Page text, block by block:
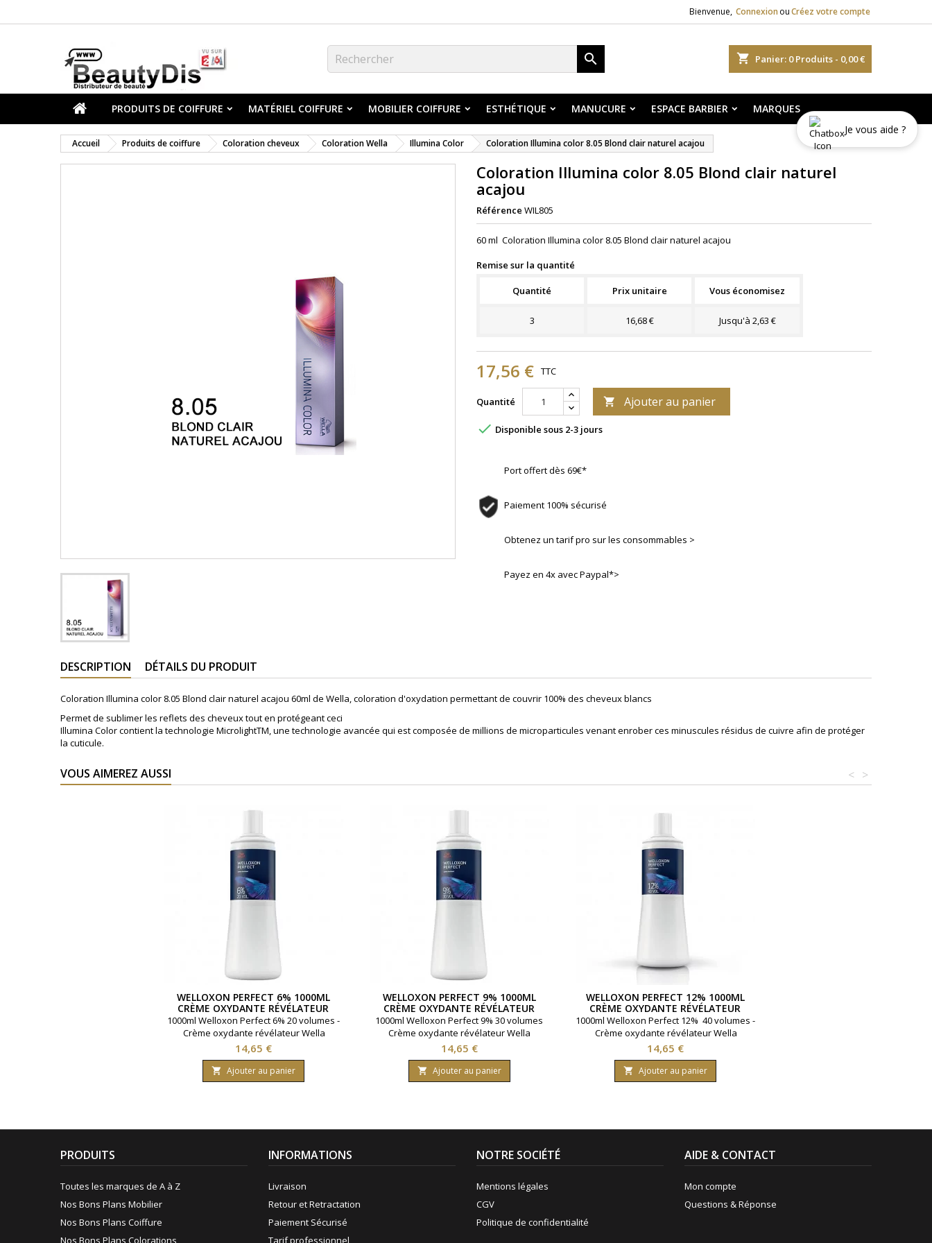
Bienvenue, Connexion ouCréez votre compte
shopping_cart Panier: 0Produits - 0,00 €

PRODUITS DE COIFFURE MATÉRIEL COIFFURE MOBILIER COIFFURE ESTHÉTIQUE MANUCURE ESPACE BARBIER MARQUES
Accueil Produits de coiffure Coloration cheveux Coloration Wella Illumina Color Coloration Illumina color 8.05 Blond clair naturel acajou
Coloration Illumina color 8.05 Blond clair naturel
acajou
Référence WIL805
60 ml Coloration Illumina color 8.05 Blond clair naturel acajou
Remise sur la quantité
Quantité Prix unitaire Vous économisez
3 16,68 € Jusqu'à 2,63 €
17,56 € TTC
Quantité  Ajouter au panier
 Disponible sous 2-3 jours
Port offert dès 69€*
Paiement 100% sécurisé
Obtenez un tarif pro sur les consommables >
Payez en 4x avec Paypal*>
DESCRIPTION DÉTAILS DU PRODUIT
Coloration Illumina color 8.05 Blond clair naturel acajou 60ml de Wella, coloration d'oxydation permettant de couvrir 100% des cheveux blancs
Permet de sublimer les reflets des cheveux tout en protégeant ceci
Illumina Color contient la technologie MicrolightTM, une technologie avancée qui est composée de millions de microparticules venant enrober ces minuscules résidus de cuivre afin de protéger
la cuticule.
VOUS AIMEREZ AUSSI >
<
WELLOXON PERFECT 6% 1000ML
CRÈME OXYDANTE RÉVÉLATEUR
WELLA
1000ml Welloxon Perfect 6% 20 volumes -
Crème oxydante révélateur Wella
Prix
14,65 €
 Ajouter au panier
WELLOXON PERFECT 9% 1000ML
CRÈME OXYDANTE RÉVÉLATEUR
WELLA
1000ml Welloxon Perfect 9% 30 volumes
Crème oxydante révélateur Wella
Prix
14,65 €
 Ajouter au panier
WELLOXON PERFECT 12% 1000ML
CRÈME OXYDANTE RÉVÉLATEUR
WELLA
1000ml Welloxon Perfect 12% 40 volumes -
Crème oxydante révélateur Wella
Prix
14,65 €
 Ajouter au panier
PRODUITS
Toutes les marques de A à Z
Nos Bons Plans Mobilier
Nos Bons Plans Coiffure
Nos Bons Plans Colorations
INFORMATIONS
Livraison
Retour et Retractation
Paiement Sécurisé
Tarif professionnel
NOTRE SOCIÉTÉ
Mentions légales
CGV
Politique de confidentialité
AIDE & CONTACT
Mon compte
Questions & Réponse
Je vous aide ?